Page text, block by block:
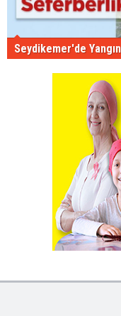
Seydikemer'de